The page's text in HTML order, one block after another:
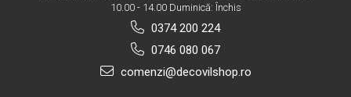
10.00 - 14.00 Duminică: Închis
0374 200 224
0746 080 067
comenzi@decovilshop.ro